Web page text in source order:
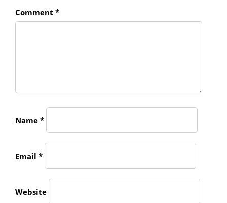
Comment *
Name *
Email *
Website